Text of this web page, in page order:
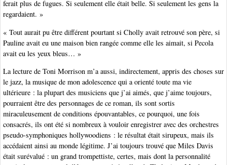
ferait plus de fugues. Si seulement elle était belle. Si seulement les gens la
regardaient. »
« Tout aurait pu être différent pourtant si Cholly avait retrouvé son père, si
Pauline avait eu une maison bien rangée comme elle les aimait, si Pecola
avait eu les yeux bleus… »
La lecture de Toni Morrison m’a aussi, indirectement, appris des choses sur
le jazz, la musique de mon adolescence qui a orienté toute ma vie
ultérieure : la plupart des musiciens que j’ai aimés, que j’aime toujours,
pourraient être des personnages de ce roman, ils sont sortis
miraculeusement de conditions épouvantables, ce pourquoi, une fois
consacrés, ils ont été si nombreux à vouloir enregistrer avec des orchestres
pseudo-symphoniques hollywoodiens : le résultat était sirupeux, mais ils
accédaient ainsi au monde légitime. J’ai toujours trouvé que Miles Davis
était surévalué : un grand trompettiste, certes, mais dont la personnalité